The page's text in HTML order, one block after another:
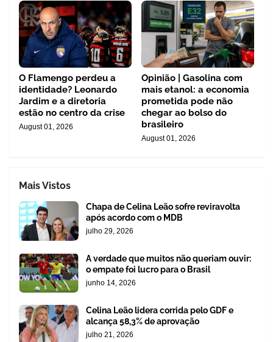
O Flamengo perdeu a
identidade? Leonardo
Jardim e a diretoria
estão no centro da crise
August 01, 2026
Opinião | Gasolina com
mais etanol: a economia
prometida pode não
chegar ao bolso do
brasileiro
August 01, 2026
Mais Vistos
Chapa de Celina Leão sofre reviravolta
após acordo com o MDB
julho 29, 2026
A verdade que muitos não queriam ouvir:
o empate foi lucro para o Brasil
junho 14, 2026
Celina Leão lidera corrida pelo GDF e
alcança 58,3% de aprovação
julho 21, 2026